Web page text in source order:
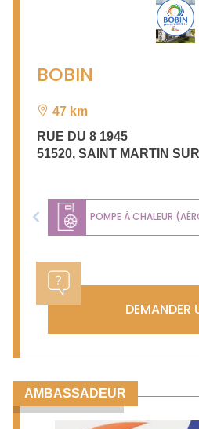
BOBIN
47 km
RUE DU 8 1945
51520, SAINT MARTIN
POMPE À CHALEUR
Previous
DEMANDER
AMBASSADEUR